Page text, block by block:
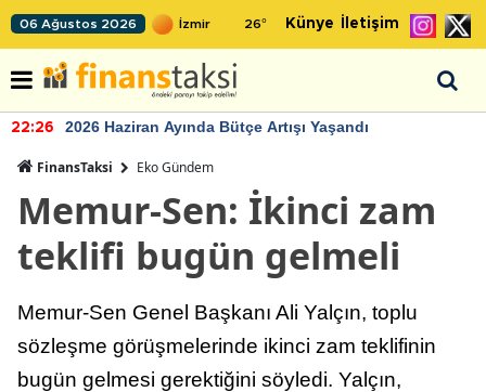
06 Ağustos 2026 26° Künye İletişim
22:26 2026 Haziran Ayında Bütçe Artışı Yaşandı
FinansTaksi Eko Gündem
Memur-Sen: İkinci zam
teklifi bugün gelmeli
Memur-Sen Genel Başkanı Ali Yalçın, toplu
sözleşme görüşmelerinde ikinci zam teklifinin
bugün gelmesi gerektiğini söyledi. Yalçın,